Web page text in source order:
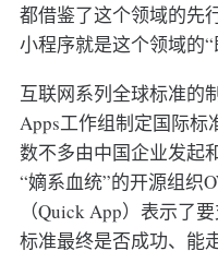
都借鉴了这个领域的先
小程序就是这个领域的“
互联网系列全球标准的
Apps工作组制定国际标
数不多由中国企业发起
“嫡系血统”的开源组织
（Quick App）表示了
标准最终是否成功、能